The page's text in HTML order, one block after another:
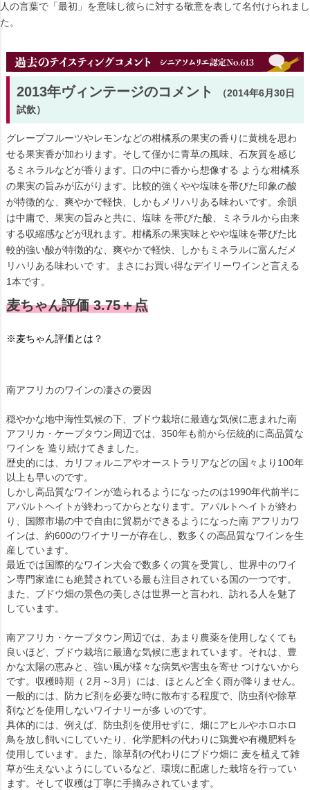
人の言葉で「最初」を意味し彼らに対する敬意を表して名付けられまし
た。
2013年ヴィンテージのコメント
（2014年6月30日
試飲）
グレープフルーツやレモンなどの柑橘系の果実の香りに黄桃を思わ
せる果実香が加わります。そして僅かに青草の風味、石灰質を感じ
るミネラルなどが香ります。口の中に香から想像する ような柑橘系
の果実の旨みが広がります。比較的強くやや塩味を帯びた印象の酸
が特徴的な、爽やかで軽快、しかもメリハリある味わいです。余韻
は中庸で、果実の旨みと共に、塩味 を帯びた酸、ミネラルから由来
する収縮感などが現れます。柑橘系の果実味とやや塩味を帯びた比
較的強い酸が特徴的な、爽やかで軽快、しかもミネラルに富んだメ
リハリある味わいで す。まさにお買い得なデイリーワインと言える
1本です。
麦ちゃん評価 3.75＋点
※麦ちゃん評価とは？
南アフリカのワインの凄さの要因
穏やかな地中海性気候の下、ブドウ栽培に最適な気候に恵まれた南
アフリカ・ケープタウン周辺では、350年も前から伝統的に高品質な
ワインを 造り続けてきました。
歴史的には、カリフォルニアやオーストラリアなどの国々より100年
以上も早いのです。
しかし高品質なワインが造られるようになったのは1990年代前半に
アパルトヘイトが終わってからとなります。アパルトヘイトが終わ
り、国際市場の中で自由に貿易ができるようになった南 アフリカワ
インは、約600のワイナリーが存在し、数多くの高品質なワインを生
産しています。
最近では国際的なワイン大会で数多くの賞を受賞し、世界中のワイ
ン専門家達にも絶賛されている最も注目されている国の一つです。
また、ブドウ畑の景色の美しさは世界一と言われ、訪れる人を魅了
しています。
南アフリカ・ケープタウン周辺では、あまり農薬を使用しなくても
良いほど、ブドウ栽培に最適な気候に恵まれています。それは、豊
かな太陽の恵みと、強い風が様々な病気や害虫を寄せ つけないから
です。収穫時期（ 2月～3月）には、ほとんど全く雨が降りません。
一般的には、防カビ剤を必要な時に散布する程度で、防虫剤や除草
剤などを使用しないワイナリーが多 いのです。
具体的には、例えば、防虫剤を使用せずに、畑にアヒルやホロホロ
鳥を放し飼いにしていたり、化学肥料の代わりに鶏糞や有機肥料を
使用しています。また、除草剤の代わりにブドウ畑に 麦を植えて雑
草が生えないようにしているなど、環境に配慮した栽培を行ってい
ます。そして収穫は丁寧に手摘みされています。